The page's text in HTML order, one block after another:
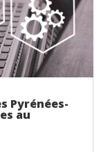
Pyrénées-
au